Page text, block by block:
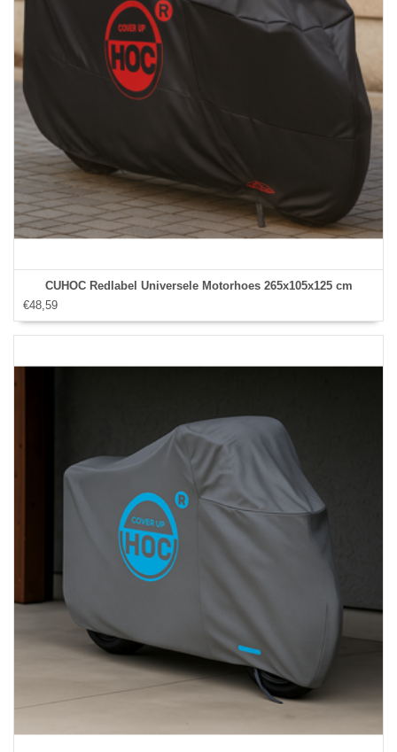
CUHOC Redlabel Universele Motorhoes 265x105x125 cm
€48,59